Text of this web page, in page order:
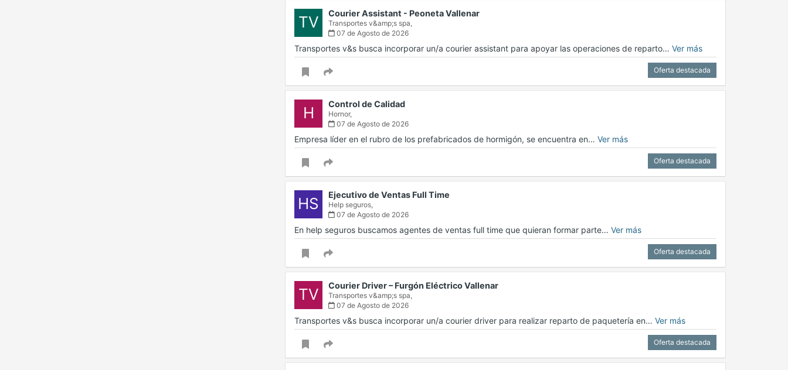
TV Courier Assistant - Peoneta Vallenar
Transportes v&amp;s spa,
07 de Agosto de 2026
Transportes v&s busca incorporar un/a courier assistant para apoyar las operaciones de reparto… Ver más
Oferta destacada
H Control de Calidad
Hornor,
07 de Agosto de 2026
Empresa líder en el rubro de los prefabricados de hormigón, se encuentra en… Ver más
Oferta destacada
HS Ejecutivo de Ventas Full Time
Help seguros,
07 de Agosto de 2026
En help seguros buscamos agentes de ventas full time que quieran formar parte… Ver más
Oferta destacada
TV Courier Driver – Furgón Eléctrico Vallenar
Transportes v&amp;s spa,
07 de Agosto de 2026
Transportes v&s busca incorporar un/a courier driver para realizar reparto de paquetería en… Ver más
Oferta destacada